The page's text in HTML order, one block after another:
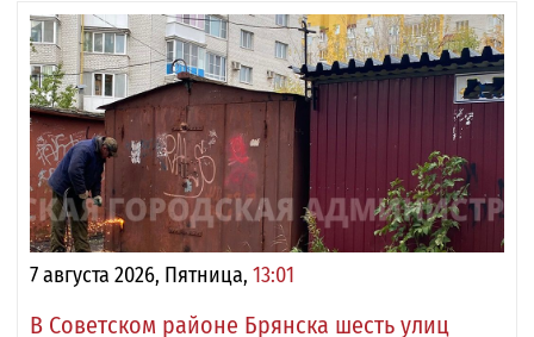
7 августа 2026, Пятница, 13:01
В Советском районе Брянска шесть улиц